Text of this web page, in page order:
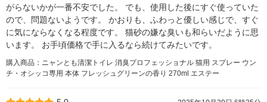
がらないかが一番不安でした。 でも、使用した後にすぐ使っていた
ので、問題ないようです。 かおりも、ふわっと優しい感じで、すぐ
に気にならなくなる程度です。 猫砂の嫌な臭いも和らいだように思
います。 お手頃価格で手に入るなら続けてみたいです。
購入商品：ニャンとも清潔トイレ 消臭プロフェッショナル 猫用 スプレー ウン
チ・オシッコ専用 本体 フレッシュグリーンの香り 270ml エステー